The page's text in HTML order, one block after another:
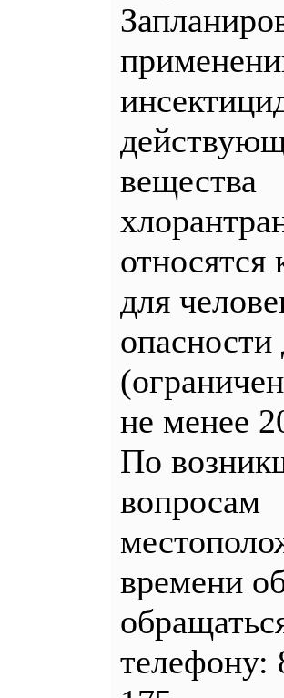
вещества
относятся
для
опасности
не менее
По
вопросам
времени
телефону: